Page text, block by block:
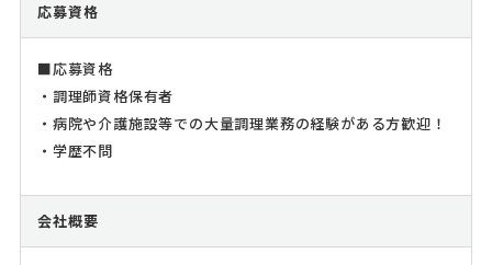
応募資格
■応募資格
・調理師資格保有者
・病院や介護施設等での大量調理業務の経験がある方歓迎！
・学歴不問
会社概要